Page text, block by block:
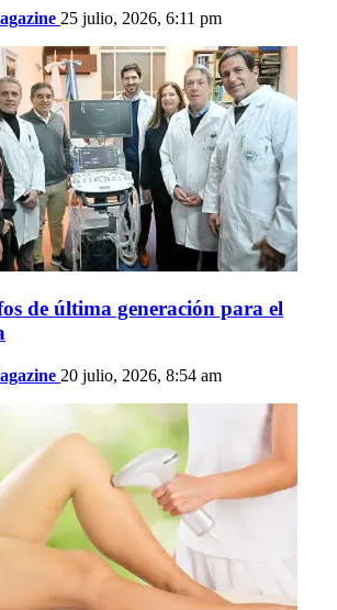
25 julio, 2026, 6:11 pm
de última generación para el
20 julio, 2026, 8:54 am